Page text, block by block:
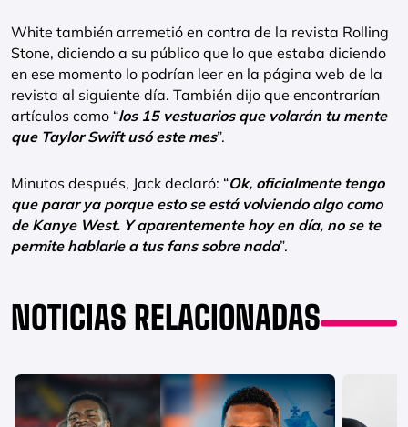
White también arremetió en contra de la revista Rolling
Stone, diciendo a su público que lo que estaba diciendo
en ese momento lo podrían leer en la página web de la
revista al siguiente día. También dijo que encontrarían
artículos como “los 15 vestuarios que volarán tu mente
que Taylor Swift usó este mes”.
Minutos después, Jack declaró: “Ok, oficialmente tengo
que parar ya porque esto se está volviendo algo como
de Kanye West. Y aparentemente hoy en día, no se te
permite hablarle a tus fans sobre nada”.
NOTICIAS RELACIONADAS